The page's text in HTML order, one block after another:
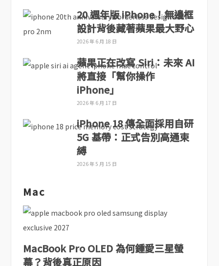
20 週年版 iPhone！無邊框
設計背後藏著蘋果最大野心
2026 年 6 月 18 日
蘋果正在改寫 Siri：未來 AI
將直接「幫你操作
iPhone」
2026 年 6 月 17 日
iPhone 18 傳全面採用自研
5G 基帶：正式告別高通束
縛
2026 年 5 月 15 日
Mac
MacBook Pro OLED 為何鍾愛三星螢
幕？背後真正原因